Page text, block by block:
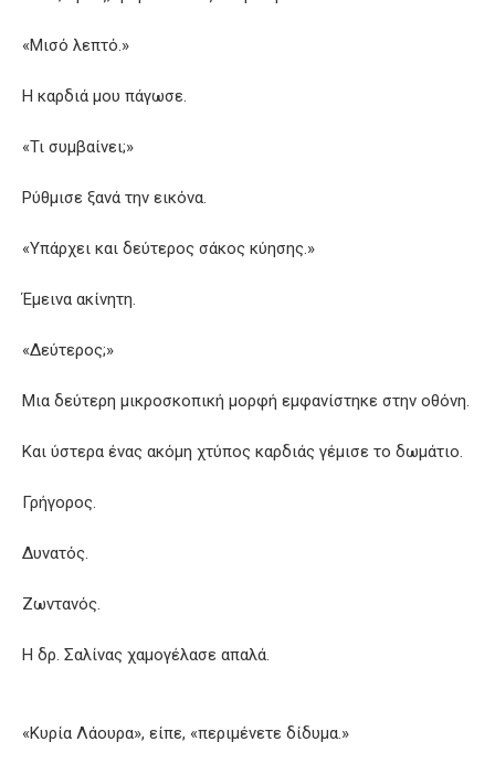
«Μισό λεπτό.»
Η καρδιά μου πάγωσε.
«Τι συμβαίνει;»
Ρύθμισε ξανά την εικόνα.
«Υπάρχει και δεύτερος σάκος κύησης.»
Έμεινα ακίνητη.
«Δεύτερος;»
Μια δεύτερη μικροσκοπική μορφή εμφανίστηκε στην οθόνη.
Και ύστερα ένας ακόμη χτύπος καρδιάς γέμισε το δωμάτιο.
Γρήγορος.
Δυνατός.
Ζωντανός.
Η δρ. Σαλίνας χαμογέλασε απαλά.
«Κυρία Λάουρα», είπε, «περιμένετε δίδυμα.»